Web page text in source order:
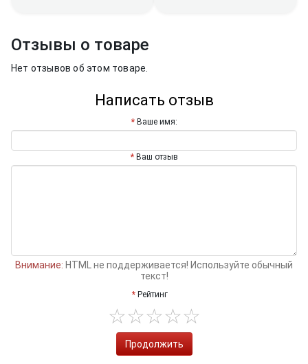
Отзывы о товаре
Нет отзывов об этом товаре.
Написать отзыв
Ваше имя:
Ваш отзыв
Внимание: HTML не поддерживается! Используйте обычный
текст!
Рейтинг
Продолжить